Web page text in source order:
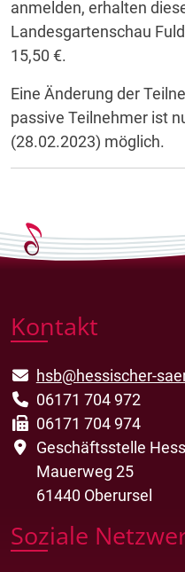
anmelden, erhalten
Landesgartenschau
15,50 €.
Eine Änderung der
passive Teilnehmer ist
(28.02.2023) möglich.
Kontakt
hsb@hessischer-
06171 704 972
06171 704 974
Geschäftsstelle
Mauerweg 25
61440 Oberursel
Soziale